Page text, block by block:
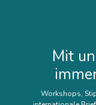
Mit
Workshops,